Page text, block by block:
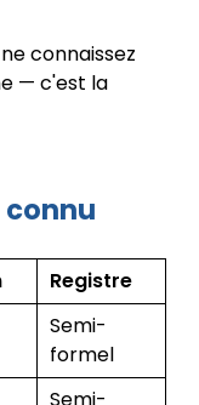
connaissez
— c'est la
Registre
Semi-
formel